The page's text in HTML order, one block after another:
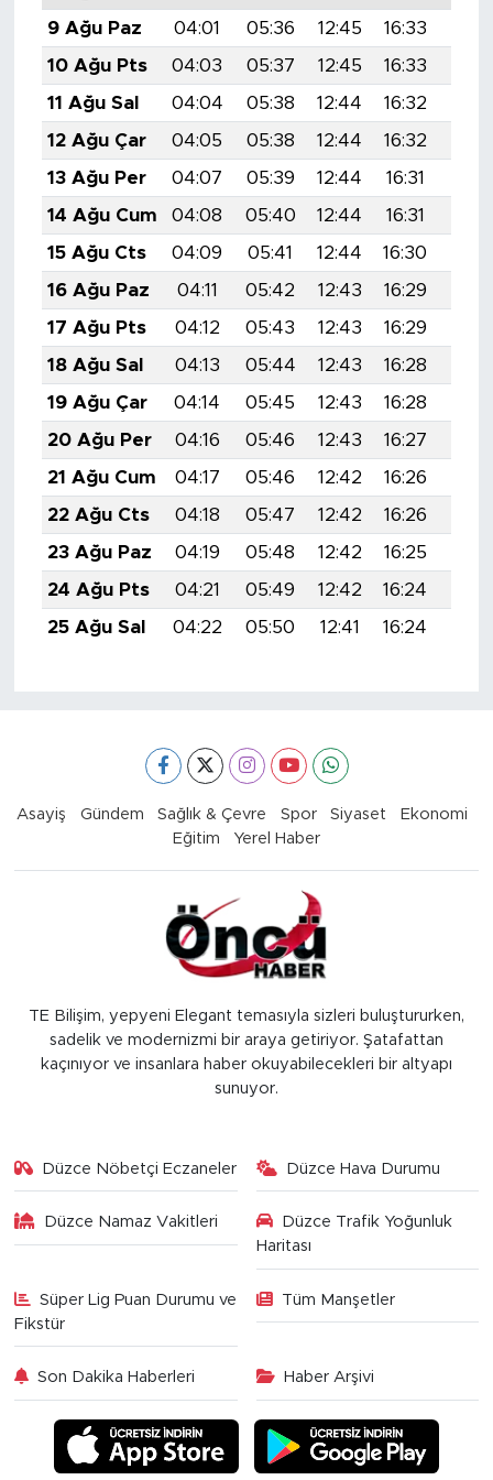
9 Ağu Paz
04:01 05:36 12:45 16:33
10 Ağu Pts
04:03 05:37 12:45 16:33
11 Ağu Sal
04:04 05:38 12:44 16:32
12 Ağu Çar
04:05 05:38 12:44 16:32
13 Ağu Per
04:07 05:39 12:44 16:31
14 Ağu Cum
04:08 05:40 12:44 16:31
15 Ağu Cts
04:09 05:41 12:44 16:30
16 Ağu Paz
04:11 05:42 12:43 16:29
17 Ağu Pts
04:12 05:43 12:43 16:29
18 Ağu Sal
04:13 05:44 12:43 16:28
19 Ağu Çar
04:14 05:45 12:43 16:28
20 Ağu Per
04:16 05:46 12:43 16:27
21 Ağu Cum
04:17 05:46 12:42 16:26
22 Ağu Cts
04:18 05:47 12:42 16:26
23 Ağu Paz
04:19 05:48 12:42 16:25
24 Ağu Pts
04:21 05:49 12:42 16:24
25 Ağu Sal
04:22 05:50 12:41 16:24
Asayiş Gündem Sağlık & Çevre Spor Siyaset
Ekonomi
Eğitim
Yerel Haber
TE Bilişim, yepyeni Elegant temasıyla sizleri buluştururken,
sadelik ve modernizmi bir araya getiriyor. Şatafattan
kaçınıyor ve insanlara haber okuyabilecekleri bir altyapı
sunuyor.
Düzce Nöbetçi Eczaneler Düzce Hava Durumu
Düzce Namaz Vakitleri
Düzce Trafik Yoğunluk
Haritası
Süper Lig Puan Durumu ve
Fikstür
Tüm Manşetler
Son Dakika Haberleri Haber Arşivi